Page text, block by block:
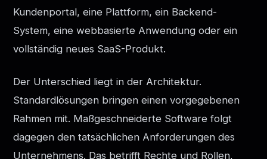
Kundenportal, eine Plattform, ein Backend-
System, eine webbasierte Anwendung oder ein
vollständig neues SaaS-Produkt.
Der Unterschied liegt in der Architektur.
Standardlösungen bringen einen vorgegebenen
Rahmen mit. Maßgeschneiderte Software folgt
dagegen den tatsächlichen Anforderungen des
Unternehmens. Das betrifft Rechte und Rollen,